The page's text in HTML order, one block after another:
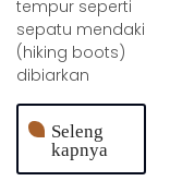
tempur seperti
sepatu mendaki
(hiking boots)
dibiarkan
Seleng
kapnya